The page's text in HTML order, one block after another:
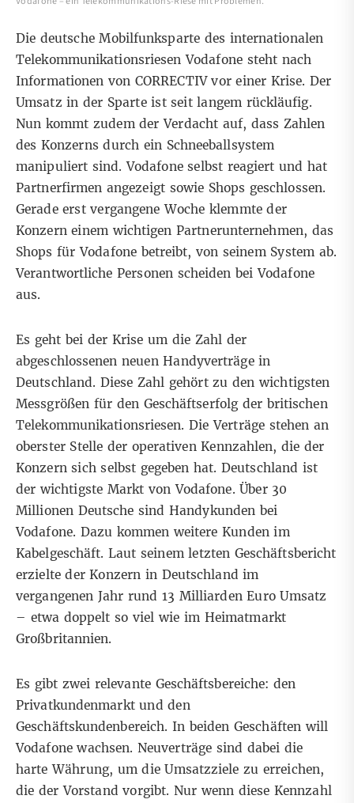
Die deutsche Mobilfunksparte des internationalen
Telekommunikationsriesen Vodafone steht nach
Informationen von CORRECTIV vor einer Krise. Der
Umsatz in der Sparte ist seit langem rückläufig.
Nun kommt zudem der Verdacht auf, dass Zahlen
des Konzerns durch ein Schneeballsystem
manipuliert sind. Vodafone selbst reagiert und hat
Partnerfirmen angezeigt sowie Shops geschlossen.
Gerade erst vergangene Woche klemmte der
Konzern einem wichtigen Partnerunternehmen, das
Shops für Vodafone betreibt, von seinem System ab.
Verantwortliche Personen scheiden bei Vodafone
aus.
Es geht bei der Krise um die Zahl der
abgeschlossenen neuen Handyverträge in
Deutschland. Diese Zahl gehört zu den wichtigsten
Messgrößen für den Geschäftserfolg der britischen
Telekommunikationsriesen. Die Verträge stehen an
oberster Stelle der operativen Kennzahlen, die der
Konzern sich selbst gegeben hat. Deutschland ist
der wichtigste Markt von Vodafone. Über 30
Millionen Deutsche sind Handykunden bei
Vodafone. Dazu kommen weitere Kunden im
Kabelgeschäft. Laut seinem letzten Geschäftsbericht
erzielte der Konzern in Deutschland im
vergangenen Jahr rund 13 Milliarden Euro Umsatz
– etwa doppelt so viel wie im Heimatmarkt
Großbritannien.
Es gibt zwei relevante Geschäftsbereiche: den
Privatkundenmarkt und den
Geschäftskundenbereich. In beiden Geschäften will
Vodafone wachsen. Neuverträge sind dabei die
harte Währung, um die Umsatzziele zu erreichen,
die der Vorstand vorgibt. Nur wenn diese Kennzahl